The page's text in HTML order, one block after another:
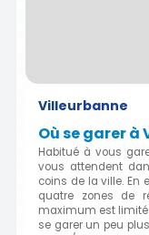
Villeurbanne
Où se garer à
Habitué à vous
vous attendent
coins de la ville. En
quatre zones de
maximum est limité
se garer un peu